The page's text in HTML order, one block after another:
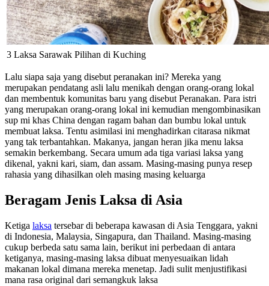
3 Laksa Sarawak Pilihan di Kuching
Lalu siapa saja yang disebut peranakan ini? Mereka yang
merupakan pendatang asli lalu menikah dengan orang-orang lokal
dan membentuk komunitas baru yang disebut Peranakan. Para istri
yang merupakan orang-orang lokal ini kemudian mengombinasikan
sup mi khas China dengan ragam bahan dan bumbu lokal untuk
membuat laksa. Tentu asimilasi ini menghadirkan citarasa nikmat
yang tak terbantahkan. Makanya, jangan heran jika menu laksa
semakin berkembang. Secara umum ada tiga variasi laksa yang
dikenal, yakni kari, siam, dan assam. Masing-masing punya resep
rahasia yang dihasilkan oleh masing masing keluarga
Beragam Jenis Laksa di Asia
Ketiga laksa tersebar di beberapa kawasan di Asia Tenggara, yakni
di Indonesia, Malaysia, Singapura, dan Thailand. Masing-masing
cukup berbeda satu sama lain, berikut ini perbedaan di antara
ketiganya, masing-masing laksa dibuat menyesuaikan lidah
makanan lokal dimana mereka menetap. Jadi sulit menjustifikasi
mana rasa original dari semangkuk laksa